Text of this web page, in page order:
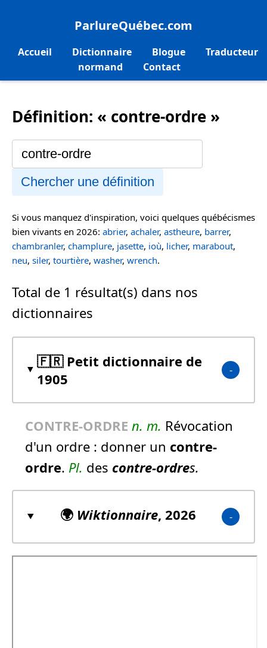
ParlureQuébec.com
Accueil Dictionnaire Blogue
Traducteur
normand
Contact
Définition: « contre-ordre »
Chercher une définition
Si vous manquez d'inspiration, voici quelques québécismes
bien vivants en 2026: abrier, achaler, astheure, barrer,
chambranler, champlure, jasette, ioù, licher, marabout,
neu, siler, tourtière, washer, wrench.
Total de 1 résultat(s) dans nos
dictionnaires
🇫🇷 Petit dictionnaire de
1905
CONTRE-ORDRE n. m. Révocation
d'un ordre : donner un contre-
ordre. Pl. des contre-ordres.
🌍 Wiktionnaire, 2026